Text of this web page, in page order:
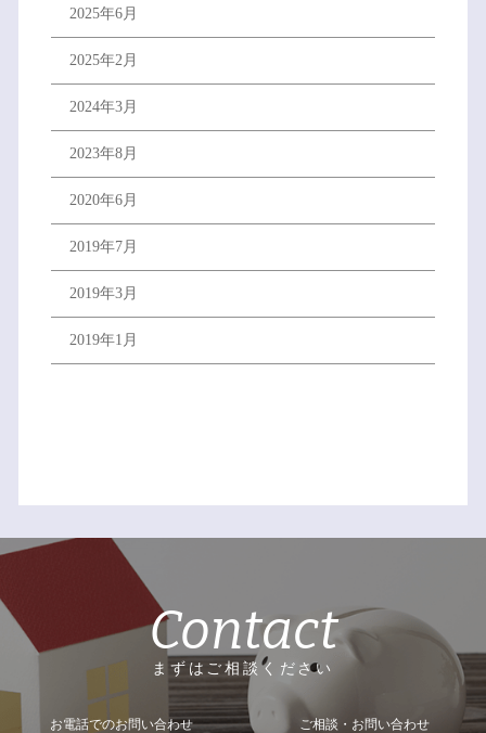
2025年6月
2025年2月
2024年3月
2023年8月
2020年6月
2019年7月
2019年3月
2019年1月
Contact
まずはご相談ください
お電話でのお問い合わせ ご相談・お問い合わせ